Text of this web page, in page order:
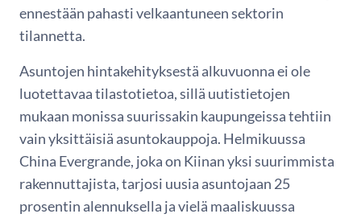
ennestään pahasti velkaantuneen sektorin
tilannetta.
Asuntojen hintakehityksestä alkuvuonna ei ole
luotettavaa tilastotietoa, sillä uutistietojen
mukaan monissa suurissakin kaupungeissa tehtiin
vain yksittäisiä asuntokauppoja. Helmikuussa
China Evergrande, joka on Kiinan yksi suurimmista
rakennuttajista, tarjosi uusia asuntojaan 25
prosentin alennuksella ja vielä maaliskuussa